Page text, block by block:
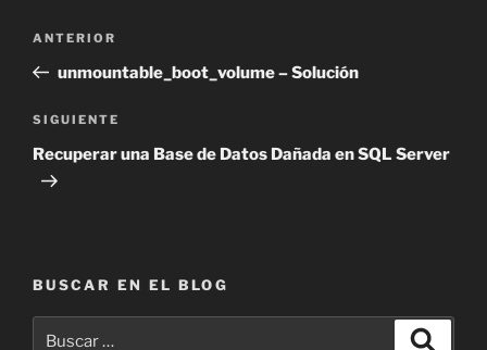
entradas
Entrada
anterior:
ANTERIOR
unmountable_boot_volume – Solución
Siguiente
entrada
SIGUIENTE
Recuperar una Base de Datos Dañada en SQL Server
BUSCAR EN EL BLOG